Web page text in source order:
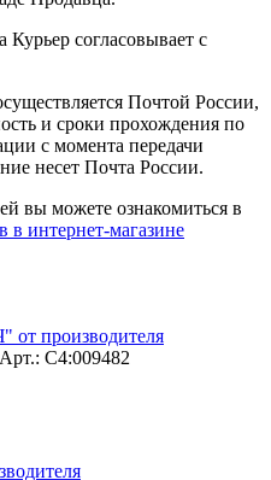
Курьер согласовывает с
Почтой России,
и сроки прохождения по
с момента передачи
несет Почта России.
вы можете ознакомиться в
в интернет-магазине
Арт.: С4:009482